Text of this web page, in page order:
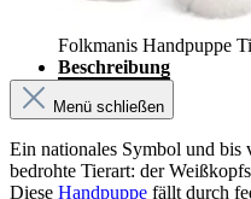
Folkmanis Handpuppe
Beschreibung
Menü schließen
Ein nationales Symbol und bis
bedrohte Tierart: der
Diese Handpuppe fällt durch